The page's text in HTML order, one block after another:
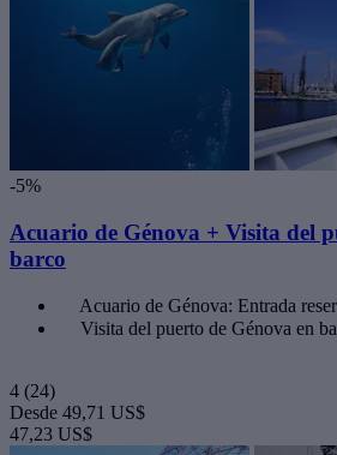
-5%
Acuario de Génova + Visita del
barco
Acuario de Génova: Entrada
Visita del puerto de Génova en
4 (24)
Desde 49,71 US$
47,23 US$